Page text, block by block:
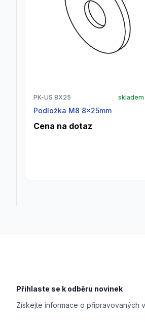
PK-US 8X25 skladem
Podložka M8 8x25mm
Cena na dotaz
Přihlaste se k odběru novinek
Získejte informace o připravovaných